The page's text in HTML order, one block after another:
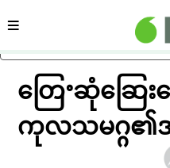
ပင်မအကြောင်းအရာသို့ ကျော်
ကဏ္ဍ
တြေႚဆုံဆြေ
ကုလသမဂ္ဂ၏အ